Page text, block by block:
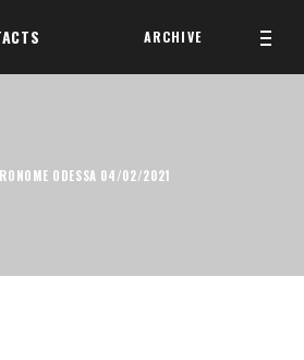
ARCHIVE
ODESSA 04/02/2021